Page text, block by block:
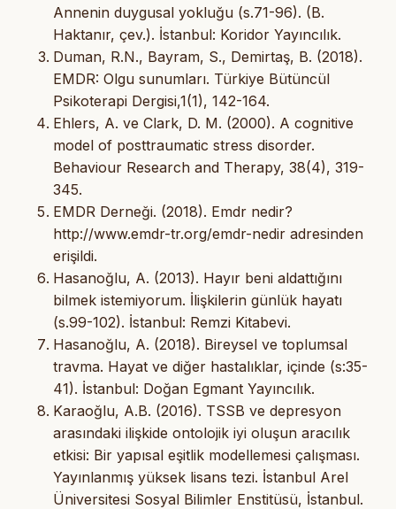
Annenin duygusal yokluğu (s.71-96). (B.
Haktanır, çev.). İstanbul: Koridor Yayıncılık.
Duman, R.N., Bayram, S., Demirtaş, B. (2018).
EMDR: Olgu sunumları. Türkiye Bütüncül
Psikoterapi Dergisi,1(1), 142-164.
Ehlers, A. ve Clark, D. M. (2000). A cognitive
model of posttraumatic stress disorder.
Behaviour Research and Therapy, 38(4), 319-
345.
EMDR Derneği. (2018). Emdr nedir?
http://www.emdr-tr.org/emdr-nedir adresinden
erişildi.
Hasanoğlu, A. (2013). Hayır beni aldattığını
bilmek istemiyorum. İlişkilerin günlük hayatı
(s.99-102). İstanbul: Remzi Kitabevi.
Hasanoğlu, A. (2018). Bireysel ve toplumsal
travma. Hayat ve diğer hastalıklar, içinde (s:35-
41). İstanbul: Doğan Egmant Yayıncılık.
Karaoğlu, A.B. (2016). TSSB ve depresyon
arasındaki ilişkide ontolojik iyi oluşun aracılık
etkisi: Bir yapısal eşitlik modellemesi çalışması.
Yayınlanmış yüksek lisans tezi. İstanbul Arel
Üniversitesi Sosyal Bilimler Enstitüsü, İstanbul.